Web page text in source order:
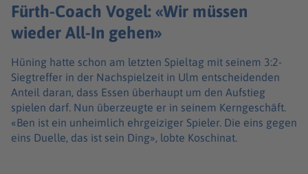
Fürth-Coach Vogel: «Wir müssen
wieder All-In gehen»
Hüning hatte schon am letzten Spieltag mit seinem 3:2-
Siegtreffer in der Nachspielzeit in Ulm entscheidenden
Anteil daran, dass Essen überhaupt um den Aufstieg
spielen darf. Nun überzeugte er in seinem Kerngeschäft.
«Ben ist ein unheimlich ehrgeiziger Spieler. Die eins gegen
eins Duelle, das ist sein Ding», lobte Koschinat.